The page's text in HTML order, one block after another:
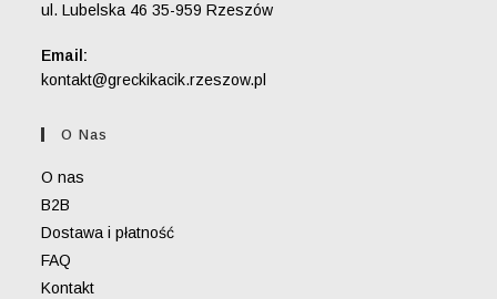
ul. Lubelska 46 35-959 Rzeszów
Email:
kontakt@greckikacik.rzeszow.pl
O Nas
O nas
B2B
Dostawa i płatność
FAQ
Kontakt